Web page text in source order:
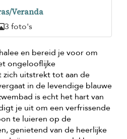
Veranda
3 foto's
en bereid je voor om
ongelooflijke
zich uitstrekt tot aan de
in de levendige blauwe
is echt het hart van
je uit om een verfrissende
te luieren op de
genietend van de heerlijke